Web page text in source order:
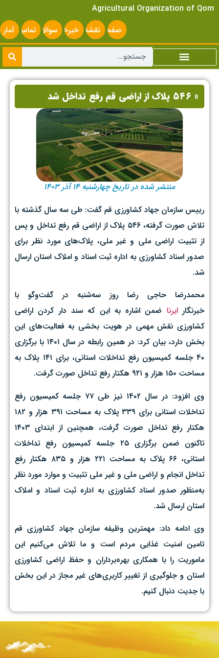
Agricultural Organization of Qom
صفحه
اصلی
نقشه
سایت
خبرخوانسوالات
متداول
تماس
با ما
آمار
» ۵۴۶ پلاک از اراضی قم رفع تداخل شد
منتشر شده در تاریخ چهارشنبه 14 آذر 1403
رییس سازمان جهاد کشاورزی قم گفت: طی سه سال گذشته با
تلاش صورت گرفته، ۵۴۶ پلاک از اراضی قم رفع تداخل و پس
از تثبیت اراضی ملی و غیر ملی، پلاک‌های مورد نظر برای
صدور اسناد کشاورزی به اداره ثبت اسناد و املاک استان ارسال
شد.
محمدرضا حاجی رضا روز سه‌شنبه در گفت‌وگو با
خبرنگارایرنا ضمن اشاره به این که سند دار کردن اراضی
کشاورزی نقش مهمی در هویت بخشی به فعالیت‌های این
بخش دارد، بیان کرد: در همین رابطه در سال ۱۴۰۱ با برگزاری
۴۰ جلسه کمیسیون رفع تداخلات استانی، برای ۱۴۱ پلاک به
مساحت ۱۵۰ هزار و ۹۲۱ هکتار رفع تداخل صورت گرفت.
وی افزود: در سال ۱۴۰۲ نیز طی ۷۷ جلسه کمیسیون رفع
تداخلات استانی برای ۳۳۹ پلاک به مساحت ۳۹۱ هزار و ۱۸۲
هکتار رفع تداخل صورت گرفت، همچنین از ابتدای ۱۴۰۳
تاکنون ضمن برگزاری ۲۵ جلسه کمیسیون رفع تداخلات
استانی، ۶۶ پلاک به مساحت ۲۲۱ هزار و ۸۳۵ هکتار رفع
تداخل انجام و اراضی ملی و غیر ملی تثبیت و موارد مورد نظر
به‌منظور صدور اسناد کشاورزی به اداره ثبت اسناد و املاک
استان ارسال شد.
وی ادامه داد: مهمترین وظیفه سازمان جهاد کشاورزی قم
تامین امنیت غذایی مردم است و ما تلاش می‌کنیم این
ماموریت را با همکاری بهره‌برداران و حفظ اراضی کشاورزی
استان و جلوگیری از تغییر کاربری‌های غیر مجاز در این بخش
با جدیت دنبال کنیم.